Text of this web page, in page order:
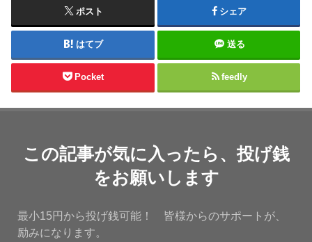
ポスト シェア
はてブ 送る
Pocket feedly
この記事が気に入ったら、投げ銭
をお願いします
最小15円から投げ銭可能！ 皆様からのサポートが、
励みになります。